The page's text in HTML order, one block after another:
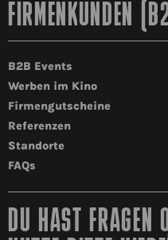
FIRMENKUNDEN
B2B Events
Werben im Kino
Firmengutscheine
Referenzen
Standorte
FAQs
DU HAST FRAGEN